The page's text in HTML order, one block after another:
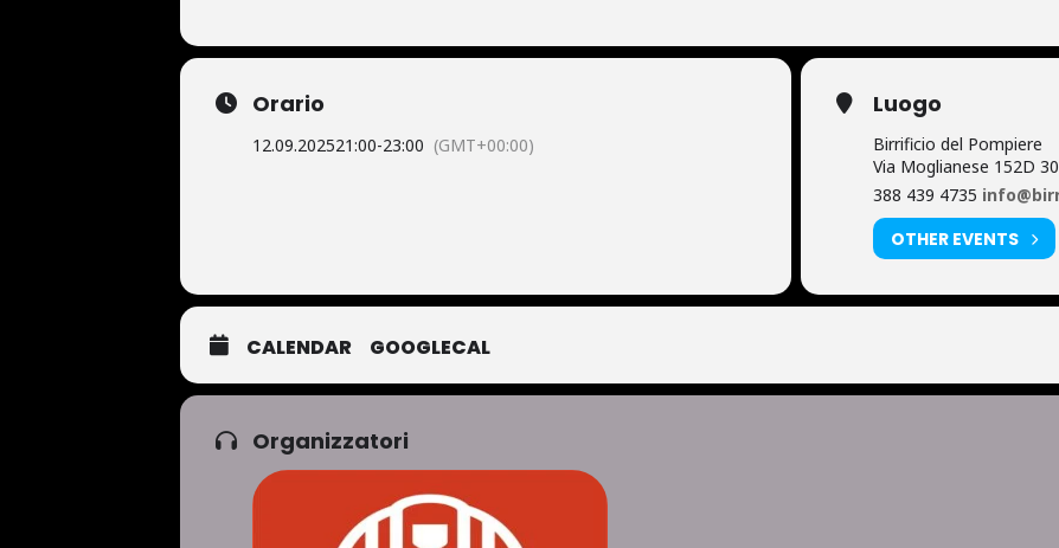
Orario
12.09.202521:00-23:00 (GMT+00:00)
Luogo
Birrificio del Pompiere
Via Moglianese 152D
388 439 4735
OTHER EVENTS
CALENDAR GOOGLECAL
Organizzatori